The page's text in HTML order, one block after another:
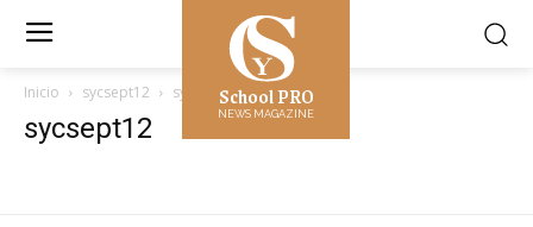
School PRO
NEWS MAGAZINE
Inicio sycsept12 sycsept12
sycsept12